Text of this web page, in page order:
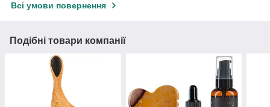
Всі умови повернення
Подібні товари компанії